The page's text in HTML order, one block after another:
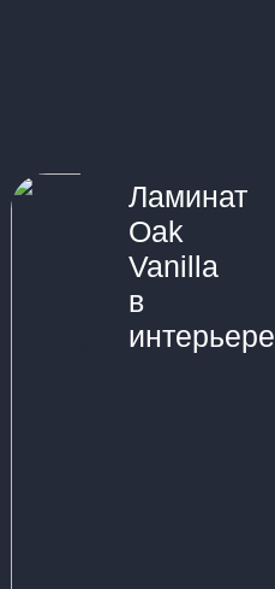
Ламинат
Oak
Vanilla
в
интерьере